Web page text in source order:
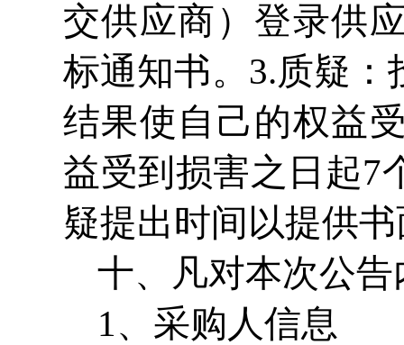
交供应商）登录供
标通知书。3.质疑
结果使自己的权益
益受到损害之日起7
疑提出时间以提供
十、凡对本次公
1、采购人信息